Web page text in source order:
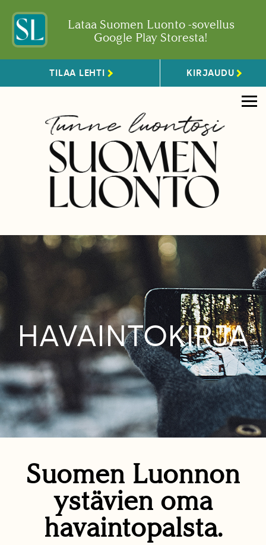
Lataa Suomen Luonto -sovellus
Google Play Storesta!
TILAA LEHTI KIRJAUDU
HAVAINTOKIRJA
Suomen Luonnon
ystävien oma
havaintopalsta.